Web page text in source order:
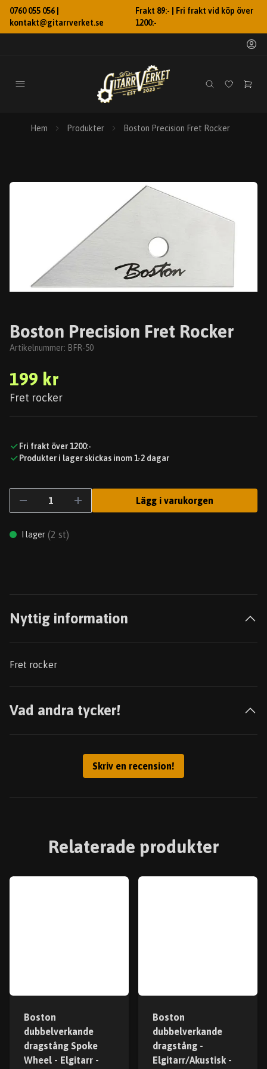
0760 055 056 |
kontakt@gitarrverket.se
Frakt 89:- | Fri frakt vid köp över
1200:-
Hem Produkter Boston Precision Fret Rocker
Boston Precision Fret Rocker
Artikelnummer: BFR-50
199 kr
Fret rocker
Fri frakt över 1200:-
Produkter i lager skickas inom 1-2 dagar
Lägg i varukorgen
I lager (2 st)
Nyttig information
Fret rocker
Vad andra tycker!
Skriv en recension!
Relaterade produkter
Boston
dubbelverkande
dragstång Spoke
Wheel - Elgitarr -
Boston
dubbelverkande
dragstång -
Elgitarr/Akustisk -